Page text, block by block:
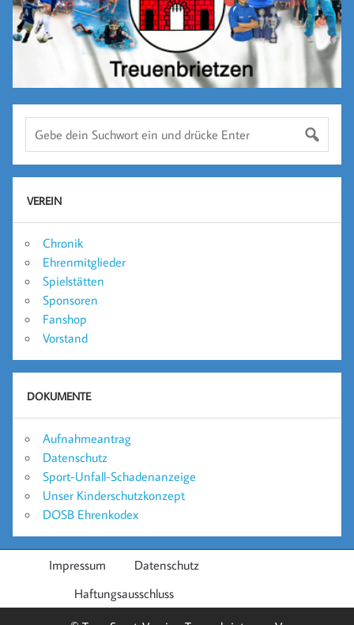
VEREIN
Chronik
Ehrenmitglieder
Spielstätten
Sponsoren
Fanshop
Vorstand
DOKUMENTE
Aufnahmeantrag
Datenschutz
Sport-Unfall-Schadenanzeige
Unser Kinderschutzkonzept
DOSB Ehrenkodex
Impressum
Datenschutz
Haftungsausschluss